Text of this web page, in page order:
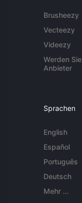
Brusheezy
Vecteezy
Videezy
Werden Sie
Anbieter
Sprachen
English
Español
Português
Deutsch
Mehr ...